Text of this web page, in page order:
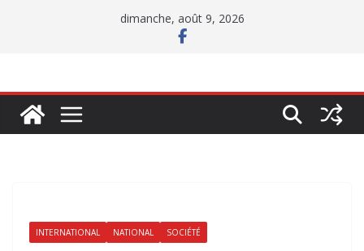
dimanche, août 9, 2026
INTERNATIONAL NATIONAL SOCIÉTÉ